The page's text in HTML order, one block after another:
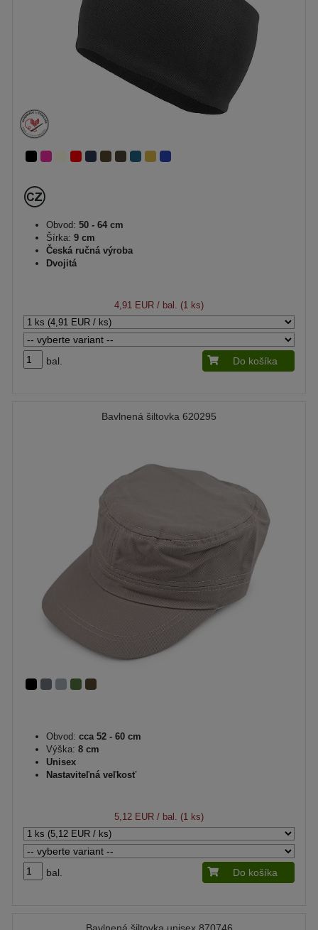
Obvod: 50 - 64 cm
Šírka: 9 cm
Česká ručná výroba
Dvojitá
4,91 EUR / bal. (1 ks)
bal. Do košíka
Bavlnená šiltovka 620295
Obvod: cca 52 - 60 cm
Výška: 8 cm
Unisex
Nastaviteľná veľkosť
5,12 EUR / bal. (1 ks)
bal. Do košíka